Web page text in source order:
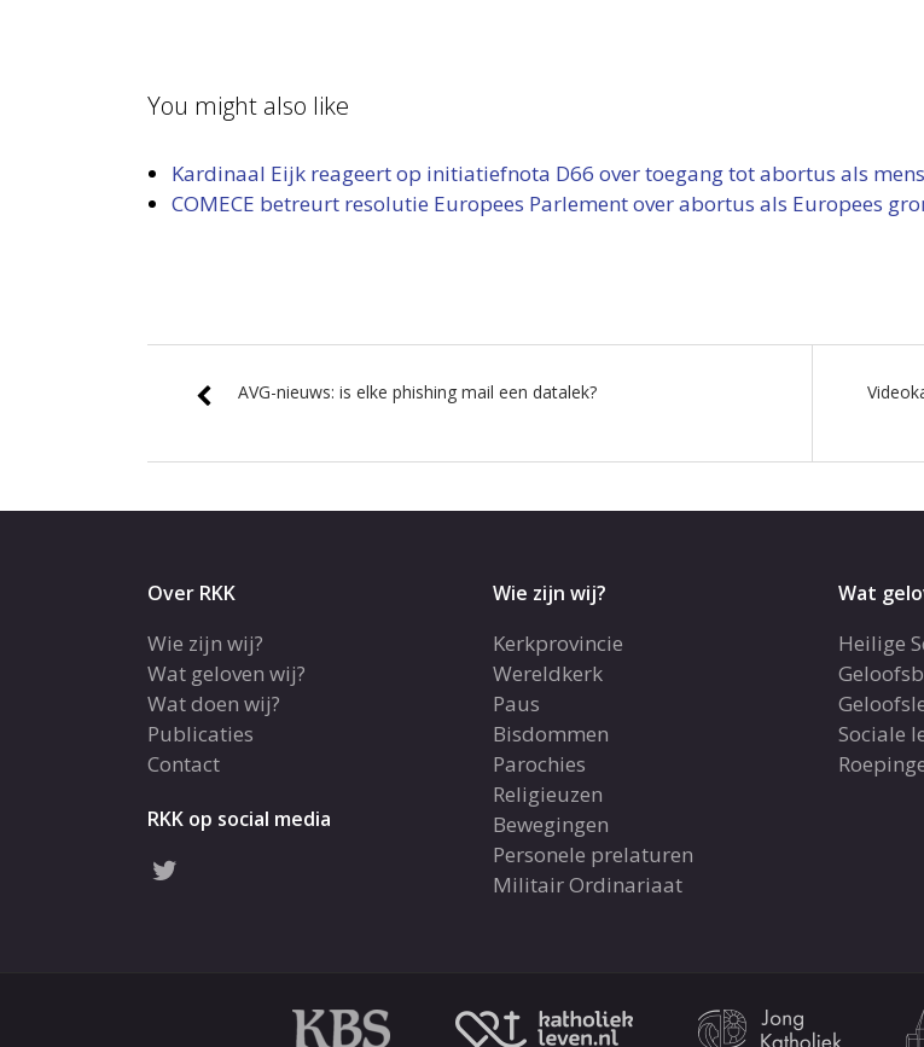
You might also like
Kardinaal Eijk reageert op initiatiefnota D66 over toegang tot abortus als
COMECE betreurt resolutie Europees Parlement over abortus als Europees
AVG-nieuws: is elke phishing mail een datalek?
Over RKK
Wie zijn wij?
Wat geloven wij?
Wat doen wij?
Publicaties
Contact
RKK op social media
Wie zijn wij?
Kerkprovincie
Wereldkerk
Paus
Bisdommen
Parochies
Religieuzen
Bewegingen
Personele prelaturen
Militair Ordinariaat
Wat
Heilige
Sociale